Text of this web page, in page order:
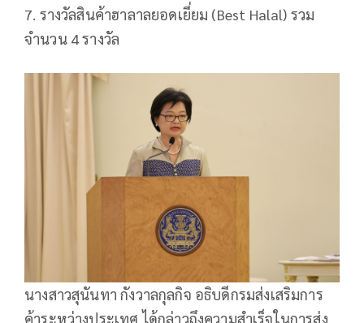
7. รางวัลสินค้าฮาลาลยอดเยี่ยม (Best Halal) รวม
จำนวน 4 รางวัล
นางสาวสุนันทา กังวาลกุลกิจ อธิบดีกรมส่งเสริมการ
ค้าระหว่างประเทศ ได้กล่าวถึงความสำเร็จในการส่ง